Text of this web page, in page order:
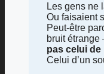
Les gens ne
Ou faisaient
Peut-être
bruit
pas celui de
Celui d’un